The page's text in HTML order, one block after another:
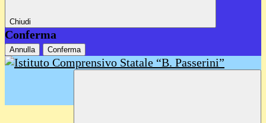
Chiudi
Conferma
Annulla Conferma